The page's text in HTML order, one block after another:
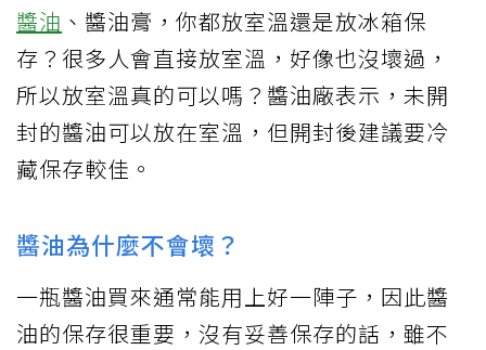
醬油 、醬油膏，你都放室溫還是放冰箱保
存？很多人會直接放室溫，好像也沒壞過，
所以放室溫真的可以嗎？醬油廠表示，未開
封的醬油可以放在室溫，但開封後建議要冷
藏保存較佳。
醬油為什麼不會壞？
一瓶醬油買來通常能用上好一陣子，因此醬
油的保存很重要，沒有妥善保存的話，雖不